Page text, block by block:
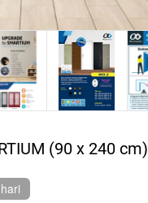
(90 x 240 cm)